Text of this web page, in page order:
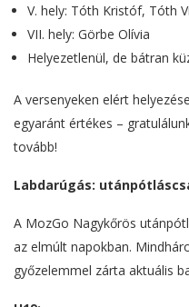
V. hely: Tóth Kristóf, Tóth
VII. hely: Görbe Olívia
Helyezetlenül, de bátran
A versenyeken elért
egyaránt értékes –
tovább!
Labdarúgás:
A MozGo Nagykőrös
az elmúlt napokban.
győzelemmel zárta aktuális